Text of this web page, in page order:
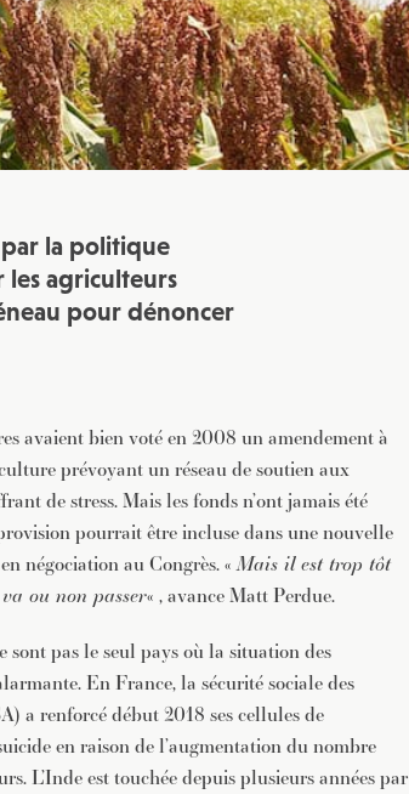
la politique
les agriculteurs
pour dénoncer
avaient bien voté en 2008 un amendement à
prévoyant un réseau de soutien aux
de stress. Mais les fonds n’ont jamais été
pourrait être incluse dans une nouvelle
négociation au Congrès. «Mais il est trop tôt
ou non passer« , avance Matt Perdue.
sont pas le seul pays où la situation des
En France, la sécurité sociale des
a renforcé début 2018 ses cellules de
en raison de l’augmentation du nombre
L’Inde est touchée depuis plusieurs années par